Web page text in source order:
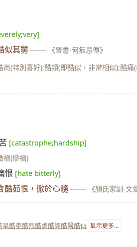
似其舅 —— 《晉書·何無忌傳》
尚(特別喜好);酷類(即酷似，非常相似);酷
[catastrophe;hardship]
禍(慘禍)
恨 [hate bitterly]
酷茹恨，徹於心髓 —— 《顏氏家訓·文
旱酷吏酷烈酷虐酷評酷暑酷似 显示更多...